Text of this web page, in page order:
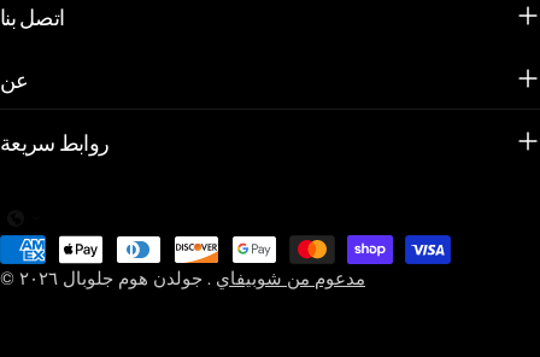
اتصل بنا
عن
روابط سريعة
جولدن هوم جلوبال . مدعوم من شوبيفاي
طرق
الدفع